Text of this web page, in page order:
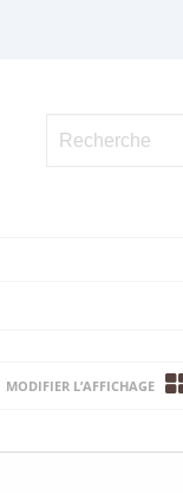
MODIFIER L’AFFICHAGE